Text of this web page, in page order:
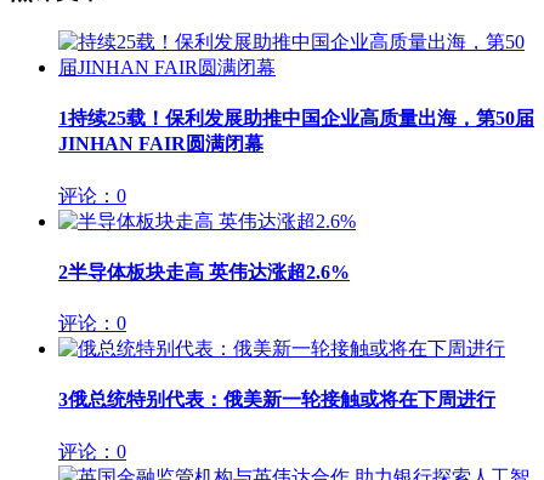
1持续25载！保利发展助推中国企业高质量出海，第50届
JINHAN FAIR圆满闭幕
评论：0
2半导体板块走高 英伟达涨超2.6%
评论：0
3俄总统特别代表：俄美新一轮接触或将在下周进行
评论：0